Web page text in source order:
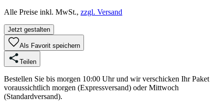
Alle Preise inkl. MwSt., zzgl. Versand
Jetzt gestalten
Als Favorit speichern
Teilen
Bestellen Sie bis morgen 10:00 Uhr und wir verschicken Ihr Paket
voraussichtlich morgen (Expressversand) oder Mittwoch
(Standardversand).